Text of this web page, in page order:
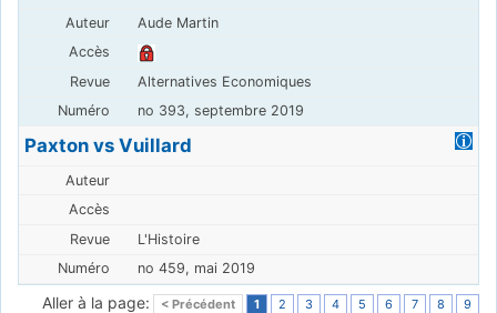
Aude Martin
Alternatives Economiques
no 393, septembre 2019
Paxton vs Vuillard
L'Histoire
no 459, mai 2019
Aller à la page: < Précédent 1 2 3 4 5 6 7 8
9